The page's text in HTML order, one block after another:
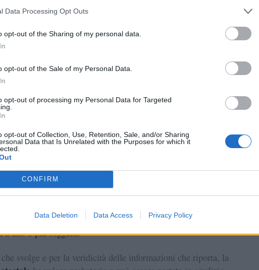
Data Processing Opt Outs
opt-out of the Sharing of my personal data.
opt-out of the Sale of my Personal Data.
opt-out of processing my Personal Data for Targeted
opt-out of Collection, Use, Retention, Sale, and/or Sharing
Data that Is Unrelated with the Purposes for which it
CONFIRM
Data Deletion Data Access Privacy Policy
per capire se il bene è libero da gravami può richiedere questo
capire se il venditore gli ha mentito o se può procedere con
le informazioni che si possono ottenere riguardano la presenza
all’altro, come successioni, compravendite, donazioni,
etc.
che indicano le modifiche che riguardano trascrizioni e
che sono state presentate precedentemente, come ad esempio,
cancellazioni di ipoteche
che comprendono gli atti stipulati per dare un immobile a
a uno o più soggetti.
svolge e per la veridicità delle informazioni che riporta, la